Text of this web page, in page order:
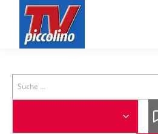
Search